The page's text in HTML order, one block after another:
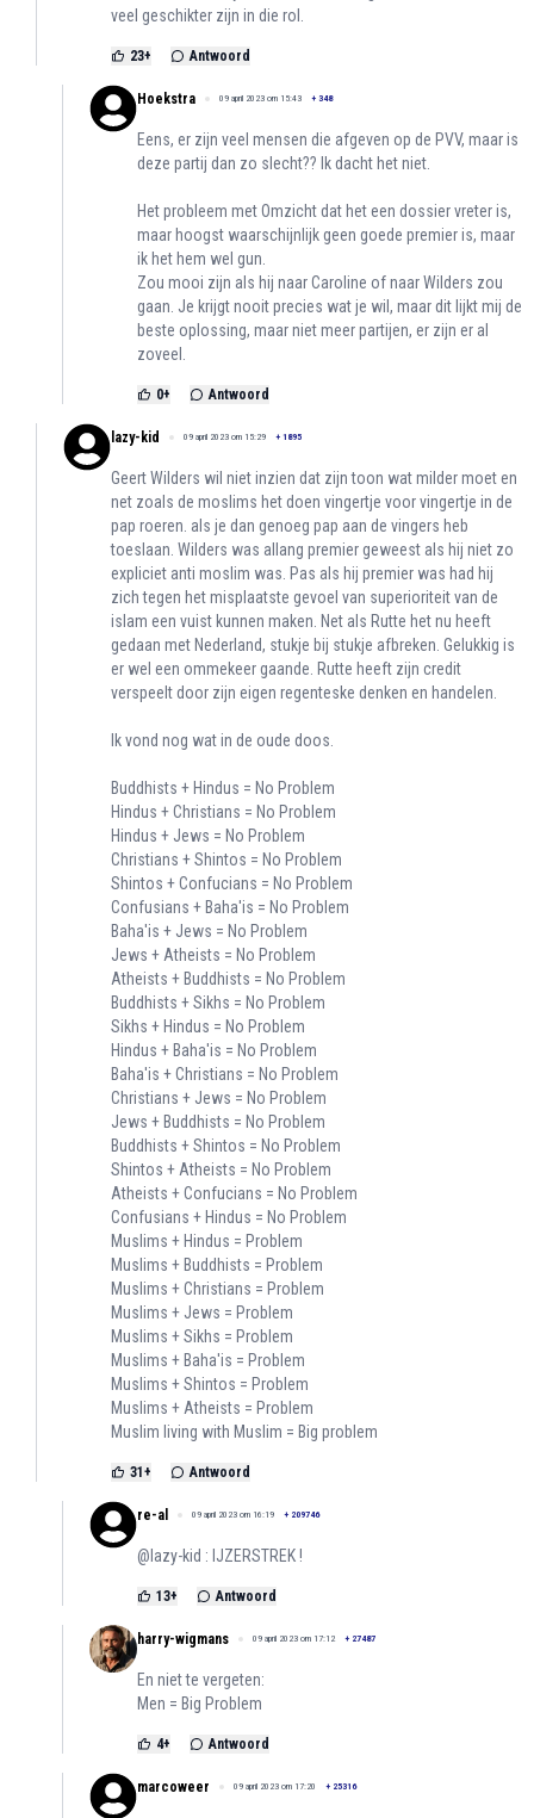
veel geschikter zijn in die rol.
23+ Antwoord
Hoekstra 09 april 2023 om 15:43 + 348
Eens, er zijn veel mensen die afgeven op de PVV, maar is
deze partij dan zo slecht?? Ik dacht het niet.
Het probleem met Omzicht dat het een dossier vreter is,
maar hoogst waarschijnlijk geen goede premier is, maar
ik het hem wel gun.
Zou mooi zijn als hij naar Caroline of naar Wilders zou
gaan. Je krijgt nooit precies wat je wil, maar dit lijkt mij de
beste oplossing, maar niet meer partijen, er zijn er al
zoveel.
0+ Antwoord
lazy-kid 09 april 2023 om 15:29 + 1895
Geert Wilders wil niet inzien dat zijn toon wat milder moet en
net zoals de moslims het doen vingertje voor vingertje in de
pap roeren. als je dan genoeg pap aan de vingers heb
toeslaan. Wilders was allang premier geweest als hij niet zo
expliciet anti moslim was. Pas als hij premier was had hij
zich tegen het misplaatste gevoel van superioriteit van de
islam een vuist kunnen maken. Net als Rutte het nu heeft
gedaan met Nederland, stukje bij stukje afbreken. Gelukkig is
er wel een ommekeer gaande. Rutte heeft zijn credit
verspeelt door zijn eigen regenteske denken en handelen.
Ik vond nog wat in de oude doos.
Buddhists + Hindus = No Problem
Hindus + Christians = No Problem
Hindus + Jews = No Problem
Christians + Shintos = No Problem
Shintos + Confucians = No Problem
Confusians + Baha'is = No Problem
Baha'is + Jews = No Problem
Jews + Atheists = No Problem
Atheists + Buddhists = No Problem
Buddhists + Sikhs = No Problem
Sikhs + Hindus = No Problem
Hindus + Baha'is = No Problem
Baha'is + Christians = No Problem
Christians + Jews = No Problem
Jews + Buddhists = No Problem
Buddhists + Shintos = No Problem
Shintos + Atheists = No Problem
Atheists + Confucians = No Problem
Confusians + Hindus = No Problem
Muslims + Hindus = Problem
Muslims + Buddhists = Problem
Muslims + Christians = Problem
Muslims + Jews = Problem
Muslims + Sikhs = Problem
Muslims + Baha'is = Problem
Muslims + Shintos = Problem
Muslims + Atheists = Problem
Muslim living with Muslim = Big problem
31 + Antwoord
re-al 09 april 2023 om 16:19 + 209746
@lazy-kid : IJZERSTREK !
13+ Antwoord
harry-wigmans 09 april 2023 om 17:12 + 27487
En niet te vergeten:
Men = Big Problem
4+ Antwoord
marcoweer 09 april 2023 om 17:20 + 25316